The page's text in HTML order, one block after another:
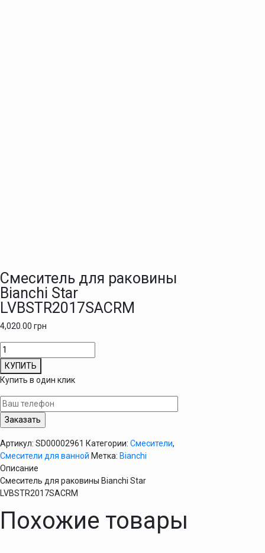
Смеситель для раковины
Bianchi Star
LVBSTR2017SACRM
4,020.00 грн
Количество
товара
Смеситель
для
раковины
Bianchi
Star
КУПИТЬ
Купить в один клик
Артикул: SD00002961 Категории: Смесители,
Смесители для ванной Метка: Bianchi
Описание
Смеситель для раковины Bianchi Star
LVBSTR2017SACRM
Похожие товары